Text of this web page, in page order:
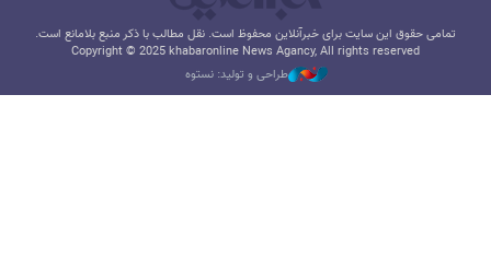
تمامی حقوق این سایت برای خبرآنلاین محفوظ است. نقل مطالب با ذکر منبع بلامانع است.
Copyright © 2025 khabaronline News Agancy, All rights reserved
طراحی و تولید: نستوه